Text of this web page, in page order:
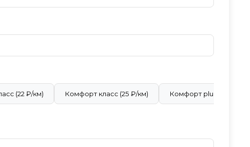
(22 ₽/км) Комфорт класс (25 ₽/км) Комфорт plus (28 ₽/км)